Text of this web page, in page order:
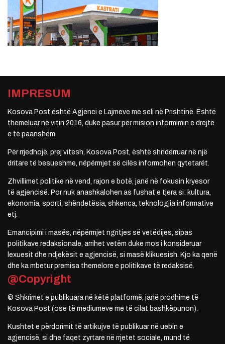
IMPRESUM
Kosova Post është Agjenci e Lajmeve me seli në Prishtinë. Është
themeluar në vitin 2016, duke pasur për mision informimin e drejtë
e të paanshëm.
Për rrjedhojë, prej vitesh, Kosova Post, është shndërruar në një
dritare të besueshme, nëpërmjet së cilës informohen qytetarët.
Zhvillimet politike në vend, rajon e botë, janë në fokusin kryesor
të agjencisë. Por nuk anashkalohen as fushat e tjera si: kultura,
ekonomia, sporti, shëndetësia, shkenca, teknologjia informative
etj.
Emancipimi i masës, nëpërmjet ngritjes së vetëdijes, sipas
politikave redaksionale, arrihet vetëm duke mos i konsideruar
lexuesit dhe ndjekësit e agjencisë, si masë klikuesish. Kjo ka qenë
dhe ka mbetur premisa themelore e politikave të redaksisë.
@Copyright
© Shkrimet e publikuara në këtë platformë, janë prodhime të
Kosova Post (ose të mediumeve me të cilat bashkëpunon).
Kushtet e përdorimit të artikujve të publikuar në uebin e
agjencisë, si dhe faqet zyrtare në rrjetet sociale, mund të